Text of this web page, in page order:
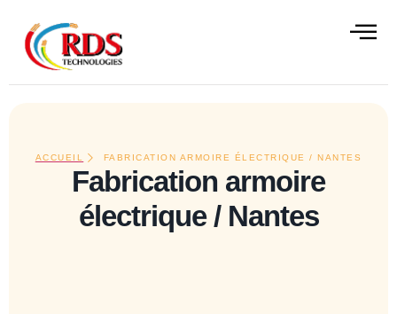
principal
ACCUEIL FABRICATION ARMOIRE ÉLECTRIQUE / NANTES
Fabrication armoire
électrique / Nantes